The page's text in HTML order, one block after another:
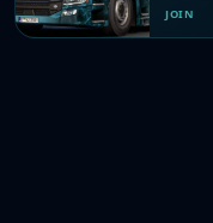
JOIN